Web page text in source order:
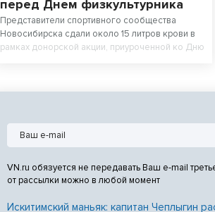
перед Днем физкультурника
Представители спортивного сообщества
Новосибирска сдали около 15 литров крови в
рамках донорской акции, приуроченной ко Дню
подведомственных учреждений.
VN.ru обязуется не передавать Ваш e-mail
от рассылки можно в любой момент
Искитимский маньяк: капитан Чеплыгин